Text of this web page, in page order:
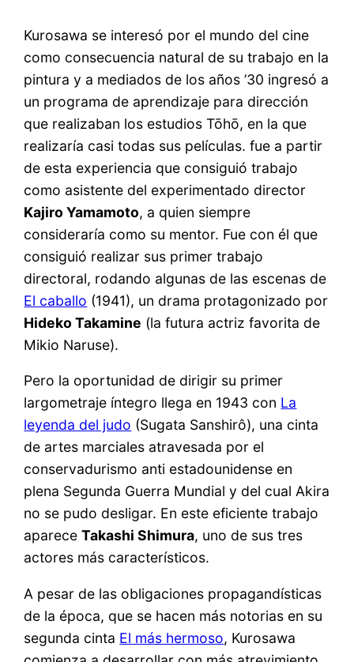
Kurosawa se interesó por el mundo del cine
como consecuencia natural de su trabajo en la
pintura y a mediados de los años ’30 ingresó a
un programa de aprendizaje para dirección
que realizaban los estudios Tōhō, en la que
realizaría casi todas sus películas. fue a partir
de esta experiencia que consiguió trabajo
como asistente del experimentado director
Kajiro Yamamoto, a quien siempre
consideraría como su mentor. Fue con él que
consiguió realizar sus primer trabajo
directoral, rodando algunas de las escenas de
El caballo (1941), un drama protagonizado por
Hideko Takamine (la futura actriz favorita de
Mikio Naruse).
Pero la oportunidad de dirigir su primer
largometraje íntegro llega en 1943 con La
leyenda del judo (Sugata Sanshirô), una cinta
de artes marciales atravesada por el
conservadurismo anti estadounidense en
plena Segunda Guerra Mundial y del cual Akira
no se pudo desligar. En este eficiente trabajo
apareceTakashi Shimura, uno de sus tres
actores más característicos.
A pesar de las obligaciones propagandísticas
de la época, que se hacen más notorias en su
segunda cinta El más hermoso, Kurosawa